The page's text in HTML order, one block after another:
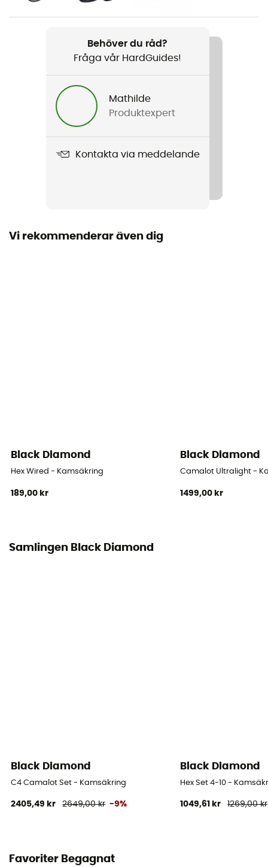
Produktnamn
Öppningens diameter
8,8 - 13,8 mm
Impact force
Bruksanvisning
Personlig skyddsutrustning
Behöver du råd?
Fråga vår HardGuides!
Mathilde
Produktexpert
Kontakta via meddelande
Vi rekommenderar även dig
Black Diamond
Hex Wired - Kamsäkring
189,00 kr
Black Diamond
Camalot Ultralight -
1499,00 kr
Samlingen Black Diamond
Black Diamond
C4 Camalot Set - Kamsäkring
2405,49 kr 2649,00 kr -9%
Black Diamond
Hex Set 4-10 -
1049,61 kr 1269,00 kr
Favoriter Begagnat